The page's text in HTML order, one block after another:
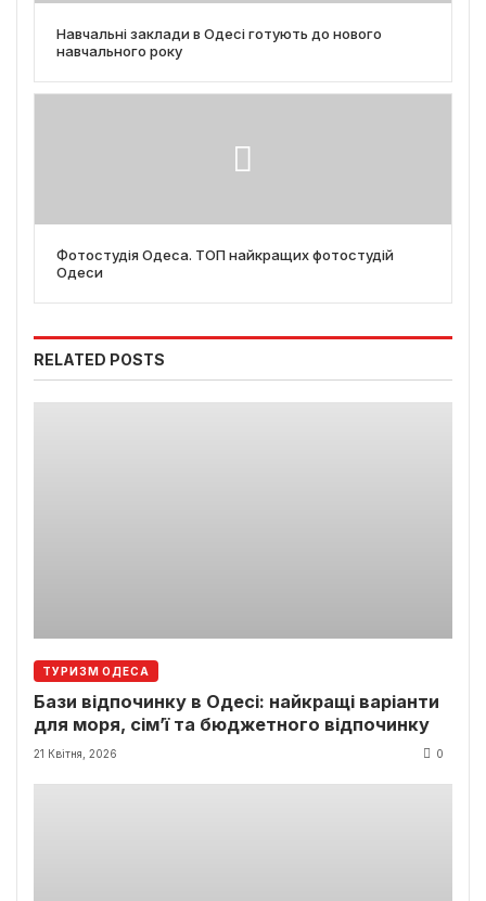
Навчальні заклади в Одесі готують до нового
навчального року
Фотостудія Одеса. ТОП найкращих фотостудій
Одеси
RELATED POSTS
ТУРИЗМ ОДЕСА
Бази відпочинку в Одесі: найкращі варіанти
для моря, сім’ї та бюджетного відпочинку
21 Квітня, 2026 0